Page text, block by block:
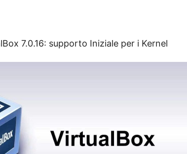
7.0.16: supporto Iniziale per i Kernel